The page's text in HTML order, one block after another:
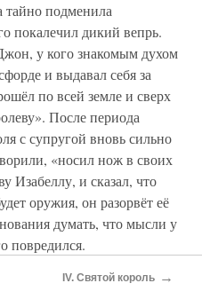
тайно подменила
покалечил дикий вепрь.
у кого знакомым духом
и выдавал себя за
по всей земле и сверх
После периода
с супругой вновь сильно
«носил нож в своих
Изабеллу, и сказал, что
оружия, он разорвёт её
думать, что мысли у
повредился.
было твёрже и
IV. Святой король →